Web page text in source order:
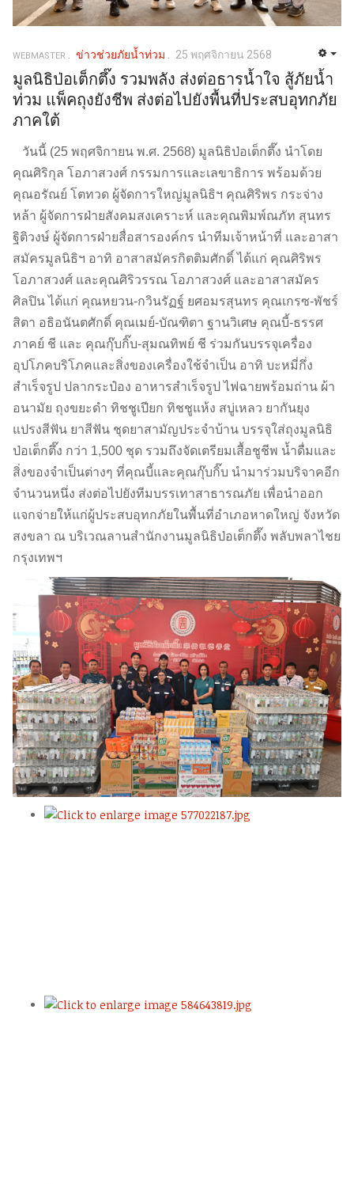
WEBMASTER ข่าวช่วยภัยน้ำท่วม 25 พฤศจิกายน 2568
มูลนิธิป่อเต็กตึ๊ง รวมพลัง ส่งต่อธารน้ำใจ สู้ภัยน้ำ
ท่วม แพ็คถุงยังชีพ ส่งต่อไปยังพื้นที่ประสบอุทกภัย
ภาคใต้
วันนี้ (25 พฤศจิกายน พ.ศ. 2568) มูลนิธิป่อเต็กตึ๊ง นำโดย
คุณศิริกุล โอภาสวงศ์ กรรมการและเลขาธิการ พร้อมด้วย
คุณอรัณย์ โตทวด ผู้จัดการใหญ่มูลนิธิฯ คุณศิริพร กระจ่าง
หล้า ผู้จัดการฝ่ายสังคมสงเคราะห์ และคุณพิมพ์ณภัท สุนทร
ฐิติวงษ์ ผู้จัดการฝ่ายสื่อสารองค์กร นำทีมเจ้าหน้าที่ และอาสา
สมัครมูลนิธิฯ อาทิ อาสาสมัครกิตติมศักดิ์ ได้แก่ คุณศิริพร
โอภาสวงศ์ และคุณศิริวรรณ โอภาสวงศ์ และอาสาสมัคร
ศิลปิน ได้แก่ คุณหยวน-กวินรัฏฐ์ ยศอมรสุนทร คุณเกรซ-พัชร์
สิตา อธิอนันตศักดิ์ คุณเมย์-บัณฑิตา ฐานวิเศษ คุณบี้-ธรรศ
ภาคย์ ชี และ คุณกุ๊บกิ๊บ-สุมณทิพย์ ชี ร่วมกันบรรจุเครื่อง
อุปโภคบริโภคและสิ่งของเครื่องใช้จำเป็น อาทิ บะหมี่กึ่ง
สำเร็จรูป ปลากระป๋อง อาหารสำเร็จรูป ไฟฉายพร้อมถ่าน ผ้า
อนามัย ถุงขยะดำ ทิชชูเปียก ทิชชูแห้ง สบู่เหลว ยากันยุง
แปรงสีฟัน ยาสีฟัน ชุดยาสามัญประจำบ้าน บรรจุใส่ถุงมูลนิธิ
ป่อเต็กตึ๊ง กว่า 1,500 ชุด รวมถึงจัดเตรียมเสื้อชูชีพ น้ำดื่มและ
สิ่งของจำเป็นต่างๆ ที่คุณบี้และคุณกุ๊บกิ๊บ นำมาร่วมบริจาคอีก
จำนวนหนึ่ง ส่งต่อไปยังทีมบรรเทาสาธารณภัย เพื่อนำออก
แจกจ่ายให้แก่ผู้ประสบอุทกภัยในพื้นที่อำเภอหาดใหญ่ จังหวัด
สงขลา ณ บริเวณลานสำนักงานมูลนิธิป่อเต็กตึ๊ง พลับพลาไชย
กรุงเทพฯ